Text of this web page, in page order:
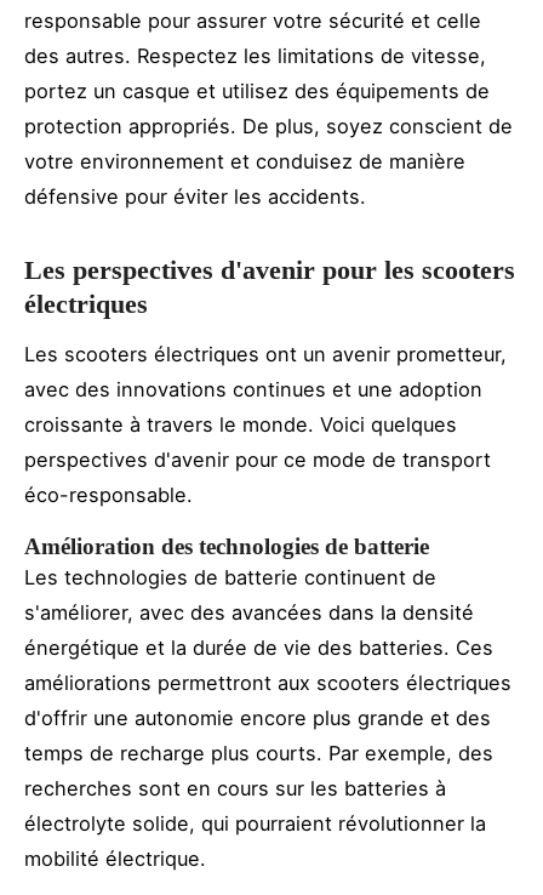
responsable pour assurer votre sécurité et celle
des autres. Respectez les limitations de vitesse,
portez un casque et utilisez des équipements de
protection appropriés. De plus, soyez conscient de
votre environnement et conduisez de manière
défensive pour éviter les accidents.
Les perspectives d'avenir pour les scooters
électriques
Les scooters électriques ont un avenir prometteur,
avec des innovations continues et une adoption
croissante à travers le monde. Voici quelques
perspectives d'avenir pour ce mode de transport
éco-responsable.
Amélioration des technologies de batterie
Les technologies de batterie continuent de
s'améliorer, avec des avancées dans la densité
énergétique et la durée de vie des batteries. Ces
améliorations permettront aux scooters électriques
d'offrir une autonomie encore plus grande et des
temps de recharge plus courts. Par exemple, des
recherches sont en cours sur les batteries à
électrolyte solide, qui pourraient révolutionner la
mobilité électrique.